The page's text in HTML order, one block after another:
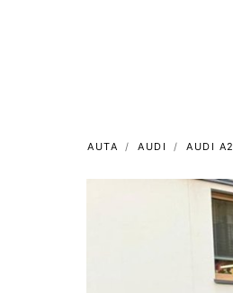
AUTA AUDI AUDI A2